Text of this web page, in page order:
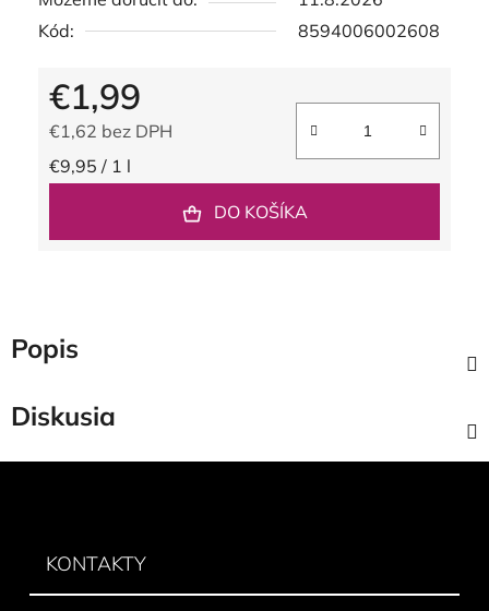
Kód:
8594006002608
€1,99
€1,62 bez DPH
Jednotková cena:
€9,95 / 1 l
DO KOŠÍKA
Popis
Diskusia
KONTAKTY